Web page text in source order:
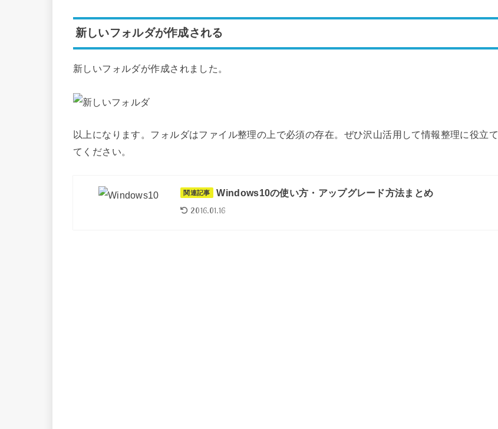
新しいフォルダが作成される
新しいフォルダが作成されました。
以上になります。フォルダはファイル整理の上で必須の存在。ぜひ沢山活用して情報整理に役立て
てください。
関連記事 Windows10の使い方・アップグレード方法まとめ
2016.01.16